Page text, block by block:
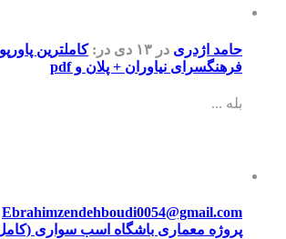
حامد اژدری در ۱۳ دی در:کاملترین
فرهنگسرای نیاوران + پلان و pdf
بله ...
Ebrahimzendehboudi0054@gmail.com
پروژه معماری باشگاه اسب سواری